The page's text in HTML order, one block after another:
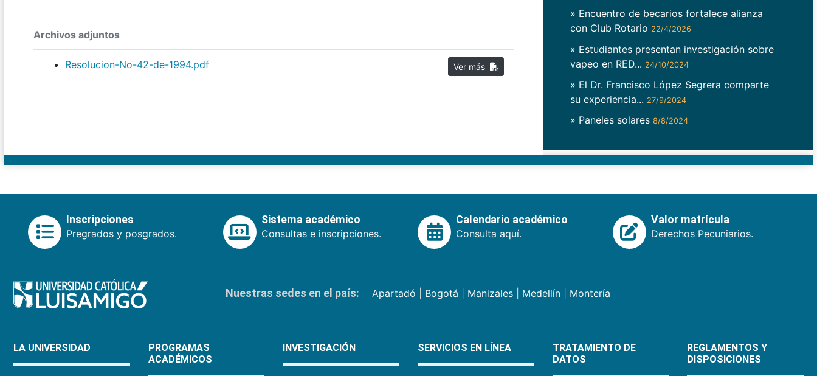
Archivos adjuntos
Resolucion-No-42-de-1994.pdf
» Encuentro de becarios fortalece alianza
con Club Rotario 22/4/2026
» Estudiantes presentan investigación sobre
vapeo en RED... 24/10/2024
» El Dr. Francisco López Segrera comparte
su experiencia... 27/9/2024
» Paneles solares 8/8/2024
Inscripciones
Pregrados y posgrados.
Sistema académico
Consultas e inscripciones.
Calendario académico
Consulta aquí.
Valor matrícula
Derechos Pecuniarios.
Nuestras sedes en el país: Apartadó Bogotá Manizales| Medellín| Montería
LA UNIVERSIDAD
PROGRAMAS
ACADÉMICOS
INVESTIGACIÓN SERVICIOS EN LÍNEA
TRATAMIENTO DE
DATOS
REGLAMENTOS Y
DISPOSICIONES